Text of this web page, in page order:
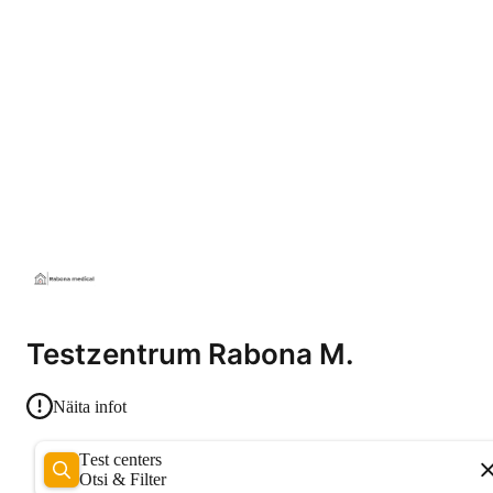
Testzentrum Rabona M.
Näita infot
Test centers
Otsi & Filter